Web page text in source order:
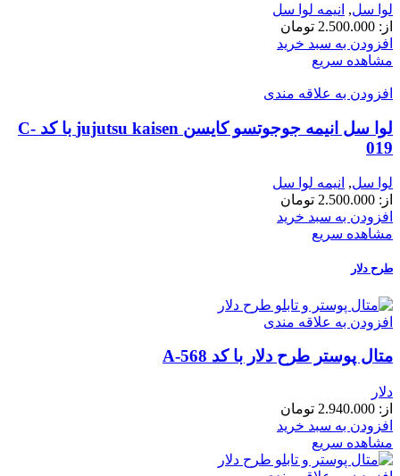
لوا سل, انیمه لوا سل
از: 2.500.000 تومان
افزودن به سبد خرید
مشاهده سریع
افزودن به علاقه مندی
لوا سل انیمه جوجوتسو کایسن jujutsu kaisen با کد C-
019
لوا سل, انیمه لوا سل
از: 2.500.000 تومان
افزودن به سبد خرید
مشاهده سریع
طرح دلار
افزودن به علاقه مندی
متال پوستر طرح دلار با کد A-568
دلار
از: 2.940.000 تومان
افزودن به سبد خرید
مشاهده سریع